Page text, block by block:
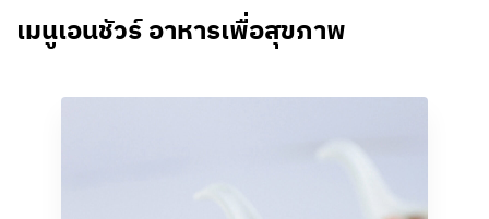
เมนูเอนชัวร์ อาหารเพื่อสุขภาพ